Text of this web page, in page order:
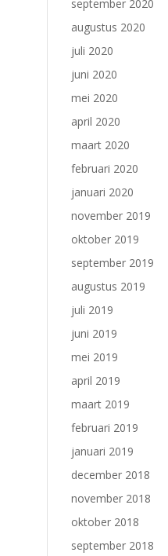
september 2020
augustus 2020
juli 2020
juni 2020
mei 2020
april 2020
maart 2020
februari 2020
januari 2020
november 2019
oktober 2019
september 2019
augustus 2019
juli 2019
juni 2019
mei 2019
april 2019
maart 2019
februari 2019
januari 2019
december 2018
november 2018
oktober 2018
september 2018